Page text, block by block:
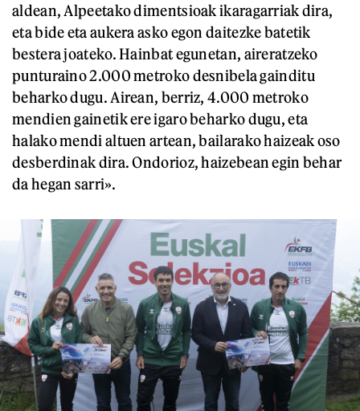
aldean, Alpeetako dimentsioak ikaragarriak dira,
eta bide eta aukera asko egon daitezke batetik
bestera joateko. Hainbat egunetan, aireratzeko
punturaino 2.000 metroko desnibela gainditu
beharko dugu. Airean, berriz, 4.000 metroko
mendien gainetik ere igaro beharko dugu, eta
halako mendi altuen artean, bailarako haizeak oso
desberdinak dira. Ondorioz, haizebean egin behar
da hegan sarri».